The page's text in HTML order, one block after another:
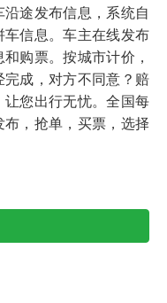
途发布信息，系统自
信息。车主在线发布
购票。按城市计价，
成，对方不同意？赔
您出行无忧。全国每
，抢单，买票，选择